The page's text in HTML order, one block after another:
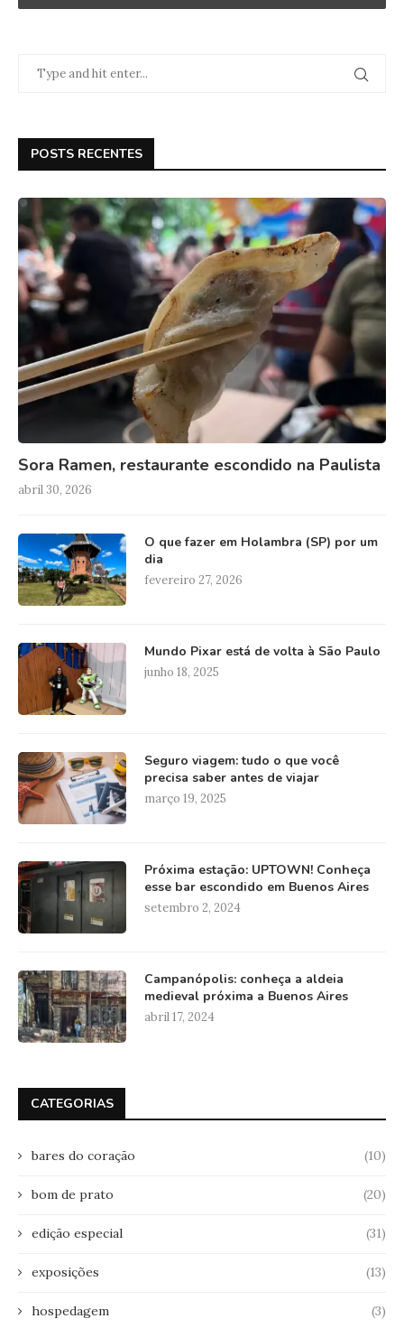
POSTS RECENTES
Sora Ramen, restaurante escondido na Paulista
abril 30, 2026
O que fazer em Holambra (SP) por um
dia
fevereiro 27, 2026
Mundo Pixar está de volta à São Paulo
junho 18, 2025
Seguro viagem: tudo o que você
precisa saber antes de viajar
março 19, 2025
Próxima estação: UPTOWN! Conheça
esse bar escondido em Buenos Aires
setembro 2, 2024
Campanópolis: conheça a aldeia
medieval próxima a Buenos Aires
abril 17, 2024
CATEGORIAS
bares do coração (10)
bom de prato (20)
edição especial (31)
exposições (13)
hospedagem (3)